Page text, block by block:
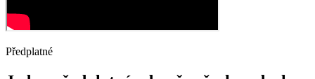
Předplatné